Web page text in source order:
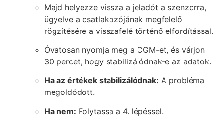
Majd helyezze vissza a jeladót a szenzorra,
ügyelve a csatlakozójának megfelelő
rögzítésére a visszafelé történő elfordítással.
Óvatosan nyomja meg a CGM-et, és várjon
30 percet, hogy stabilizálódnak-e az adatok.
Ha az értékek stabilizálódnak: A probléma
megoldódott.
Ha nem: Folytassa a 4. lépéssel.